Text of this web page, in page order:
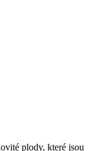
plody, které jsou